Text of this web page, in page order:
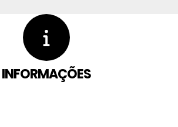
INFORMAÇÕES